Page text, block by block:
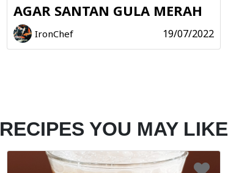
AGAR SANTAN GULA MERAH
IronChef 19/07/2022
RECIPES YOU MAY LIKE